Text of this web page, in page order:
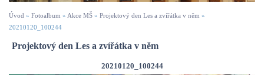
Úvod » Fotoalbum » Akce MŠ » Projektový den Les a zvířátka v něm »
20210120_100244
Projektový den Les a zvířátka v něm
20210120_100244